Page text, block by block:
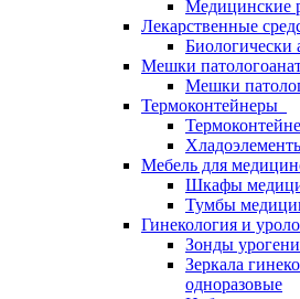
Медицинские
Лекарственные
Биологически
Мешки
Мешки
Термоконтейнеры
Мебель для
Шкафы
Тумбы
Гинекология и
Зонды
Зеркала
одноразовые